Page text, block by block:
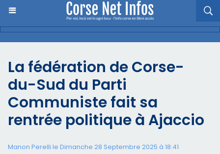
La fédération de Corse-
du-Sud du Parti
Communiste fait sa
rentrée politique à Ajaccio
Manon Perelli le Dimanche 28 Septembre 2025 à 18:41